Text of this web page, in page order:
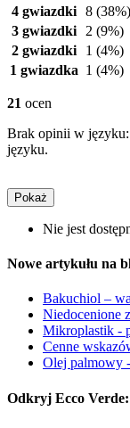
4 gwiazdki 8 (38%)
3 gwiazdki
2 (9%)
2 gwiazdki
1 (4%)
1 gwiazdka 1 (4%)
21 ocen
Brak opinii w języku:
języku.
Pokaż
Nie jest
Nowe artykułu na
Bakuchiol –
Niedocenione
Mikroplastik -
Cenne
Olej palmowy
Odkryj Ecco Verde: